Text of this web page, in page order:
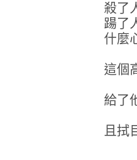
殺了
踼了
什麼
這個
給了
且拭